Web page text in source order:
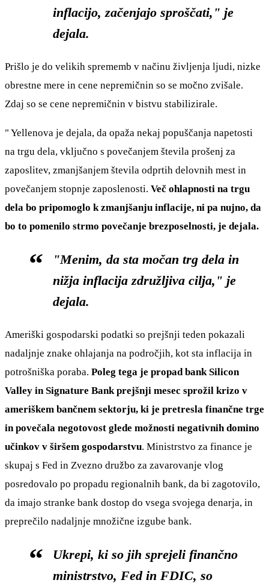
inflacijo, začenjajo sproščati," je
dejala.
Prišlo je do velikih sprememb v načinu življenja ljudi, nizke
obrestne mere in cene nepremičnin so se močno zvišale.
Zdaj so se cene nepremičnin v bistvu stabilizirale.
" Yellenova je dejala, da opaža nekaj popuščanja napetosti
na trgu dela, vključno s povečanjem števila prošenj za
zaposlitev, zmanjšanjem števila odprtih delovnih mest in
povečanjem stopnje zaposlenosti. Več ohlapnosti na trgu
dela bo pripomoglo k zmanjšanju inflacije, ni pa nujno, da
bo to pomenilo strmo povečanje brezposelnosti, je dejala.
"Menim, da sta močan trg dela in
nižja inflacija združljiva cilja," je
dejala.
Ameriški gospodarski podatki so prejšnji teden pokazali
nadaljnje znake ohlajanja na področjih, kot sta inflacija in
potrošniška poraba. Poleg tega je propad bank Silicon
Valley in Signature Bank prejšnji mesec sprožil krizo v
ameriškem bančnem sektorju, ki je pretresla finančne trge
in povečala negotovost glede možnosti negativnih domino
učinkov v širšem gospodarstvu. Ministrstvo za finance je
skupaj s Fed in Zvezno družbo za zavarovanje vlog
posredovalo po propadu regionalnih bank, da bi zagotovilo,
da imajo stranke bank dostop do vsega svojega denarja, in
preprečilo nadaljnje množične izgube bank.
Ukrepi, ki so jih sprejeli finančno
ministrstvo, Fed in FDIC, so